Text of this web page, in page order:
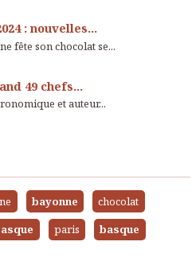
: nouvelles...
fête son chocolat se...
49 chefs...
et auteur...
bayonne
chocolat
paris basque